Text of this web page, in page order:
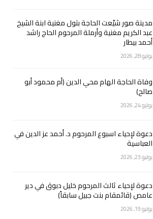
مدينة صور شيّعت الحاجة بتول مغنية ابنة الشيخ
عبد الكريم مغنية وأرملة المرحوم الحاج راشد
أحمد بيطار
يوليو 28, 2026
وفاة الحاجة الهام محي الدين (أم محمود أبو
صالح)
يوليو 24, 2026
دعوة لإحياء اسبوع المرحوم د. أحمد عز الدين في
العباسية
يوليو 23, 2026
دعوة لإحياء ثالث المرحوم خليل دبوق في دير
عامص (قائمقام بنت جبيل سابقاً)
يوليو 19, 2026